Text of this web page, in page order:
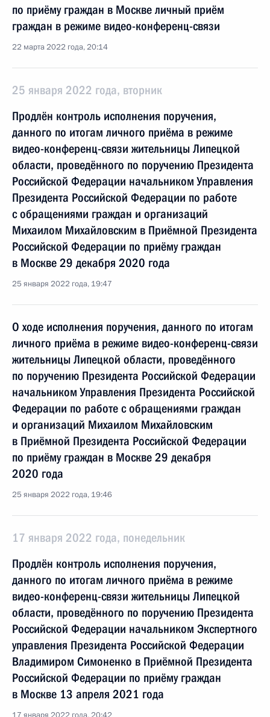
по приёму граждан в Москве личный приём
граждан в режиме видео-конференц-связи
22 марта 2022 года, 20:14
25 января 2022 года, вторник
Продлён контроль исполнения поручения,
данного по итогам личного приёма в режиме
видео-конференц-связи жительницы Липецкой
области, проведённого по поручению Президента
Российской Федерации начальником Управления
Президента Российской Федерации по работе
с обращениями граждан и организаций
Михаилом Михайловским в Приёмной Президента
Российской Федерации по приёму граждан
в Москве 29 декабря 2020 года
25 января 2022 года, 19:47
О ходе исполнения поручения, данного по итогам
личного приёма в режиме видео-конференц-связи
жительницы Липецкой области, проведённого
по поручению Президента Российской Федерации
начальником Управления Президента Российской
Федерации по работе с обращениями граждан
и организаций Михаилом Михайловским
в Приёмной Президента Российской Федерации
по приёму граждан в Москве 29 декабря
2020 года
25 января 2022 года, 19:46
17 января 2022 года, понедельник
Продлён контроль исполнения поручения,
данного по итогам личного приёма в режиме
видео-конференц-связи жительницы Липецкой
области, проведённого по поручению Президента
Российской Федерации начальником Экспертного
управления Президента Российской Федерации
Владимиром Симоненко в Приёмной Президента
Российской Федерации по приёму граждан
в Москве 13 апреля 2021 года